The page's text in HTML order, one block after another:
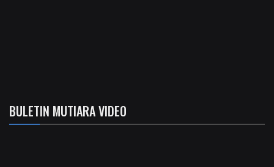
BULETIN MUTIARA VIDEO